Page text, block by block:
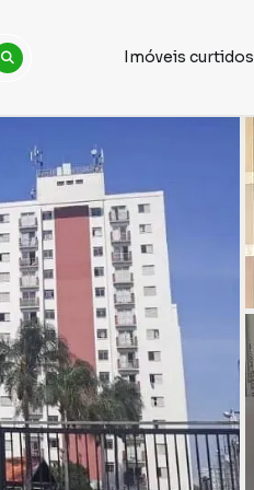
Imóveis curtidos